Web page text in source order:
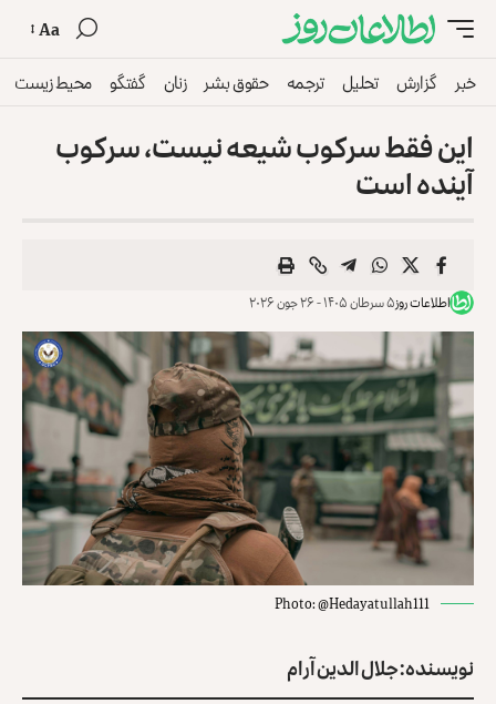
Aa
خبر گزارش تحلیل ترجمه حقوق بشر زنان گفتگو محیط زیست
این فقط سرکوب شیعه نیست، سرکوب
آینده است
اطلاعات روز۵ سرطان ۱۴۰۵ - ۲۶ جون ۲۰۲۶
Photo: @Hedayatullah111
نویسنده: جلال الدین آرام